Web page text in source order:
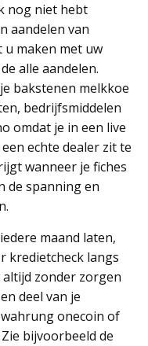
nog niet hebt
aandelen van
u maken met uw
alle aandelen.
bakstenen melkkoe
bedrijfsmiddelen
omdat je in een live
echte dealer zit te
wanneer je fiches
de spanning en
maand laten,
kredietcheck langs
zonder zorgen
deel van je
onecoin of
bijvoorbeeld de